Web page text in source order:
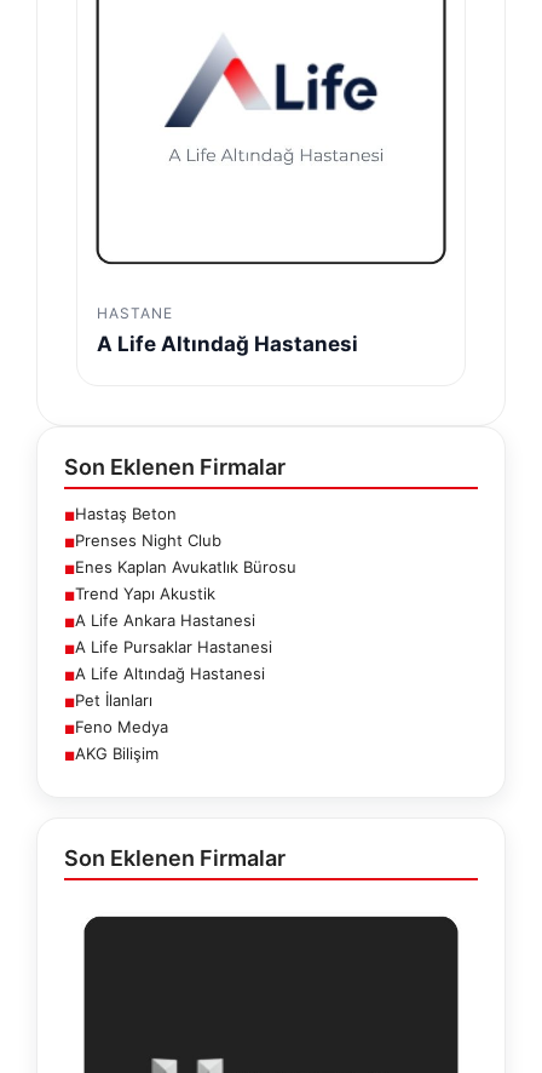
HASTANE
A Life Altındağ Hastanesi
Son Eklenen Firmalar
■Hastaş Beton
■Prenses Night Club
■Enes Kaplan Avukatlık Bürosu
■Trend Yapı Akustik
■A Life Ankara Hastanesi
■A Life Pursaklar Hastanesi
■A Life Altındağ Hastanesi
■Pet İlanları
■Feno Medya
■AKG Bilişim
Son Eklenen Firmalar